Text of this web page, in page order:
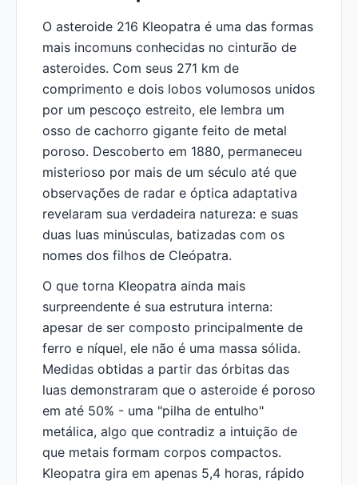
O asteroide 216 Kleopatra é uma das formas
mais incomuns conhecidas no cinturão de
asteroides. Com seus 271 km de
comprimento e dois lobos volumosos unidos
por um pescoço estreito, ele lembra um
osso de cachorro gigante feito de metal
poroso. Descoberto em 1880, permaneceu
misterioso por mais de um século até que
observações de radar e óptica adaptativa
revelaram sua verdadeira natureza: e suas
duas luas minúsculas, batizadas com os
nomes dos filhos de Cleópatra.
O que torna Kleopatra ainda mais
surpreendente é sua estrutura interna:
apesar de ser composto principalmente de
ferro e níquel, ele não é uma massa sólida.
Medidas obtidas a partir das órbitas das
luas demonstraram que o asteroide é poroso
em até 50% - uma "pilha de entulho"
metálica, algo que contradiz a intuição de
que metais formam corpos compactos.
Kleopatra gira em apenas 5,4 horas, rápido